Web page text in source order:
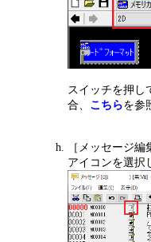
スイッチを押し
合、 こちらを参
［メッセージ編
アイコンを選択